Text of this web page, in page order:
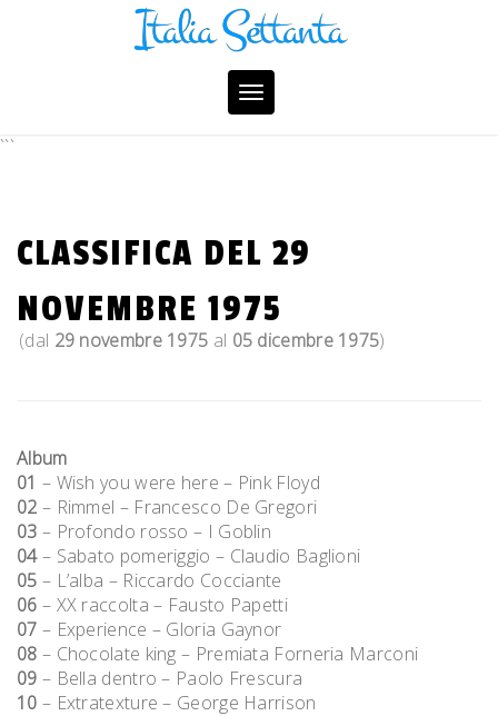
Toggle
navigation
```
CLASSIFICA DEL 29
NOVEMBRE 1975
(dal 29 novembre 1975 al 05 dicembre 1975)
Album
01 – Wish you were here – Pink Floyd
02 – Rimmel – Francesco De Gregori
03 – Profondo rosso – I Goblin
04– Sabato pomeriggio – Claudio Baglioni
05 – L’alba – Riccardo Cocciante
06 – XX raccolta – Fausto Papetti
07 – Experience – Gloria Gaynor
08 – Chocolate king – Premiata Forneria Marconi
09 – Bella dentro – Paolo Frescura
10 – Extratexture – George Harrison